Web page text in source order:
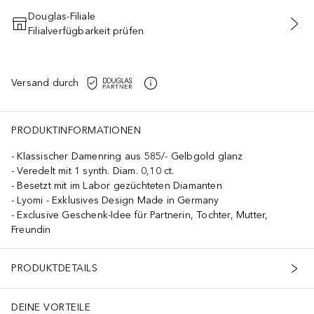
IN DEN WARENKORB
Douglas-Filiale
Filialverfügbarkeit prüfen
Versand durch
PRODUKTINFORMATIONEN
Klassischer Damenring aus 585/- Gelbgold glanz
Veredelt mit 1 synth. Diam. 0,10 ct.
Besetzt mit im Labor gezüchteten Diamanten
Lyomi - Exklusives Design Made in Germany
Exclusive Geschenk-Idee für Partnerin, Tochter, Mutter,
Freundin
PRODUKTDETAILS
DEINE VORTEILE